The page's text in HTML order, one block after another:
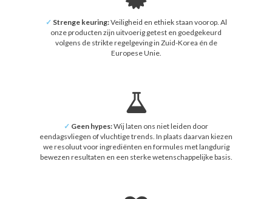
✓ Strenge keuring:Veiligheid en ethiek staan voorop. Al
onze producten zijn uitvoerig getest en goedgekeurd
volgens de strikte regelgeving in Zuid-Korea én de
Europese Unie.
✓ Geen hypes:Wij laten ons niet leiden door
eendagsvliegen of vluchtige trends. In plaats daarvan kiezen
we resoluut voor ingrediënten en formules met langdurig
bewezen resultaten en een sterke wetenschappelijke basis.